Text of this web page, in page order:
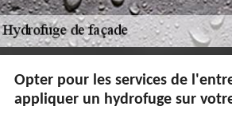
Opter pour les services de
appliquer un hydrofuge sur